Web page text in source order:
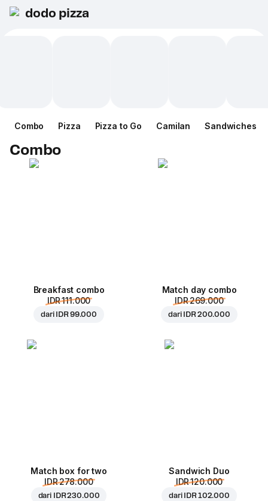
dodo pizza
Combo Pizza Pizza to Go Camilan Sandwiches
Combo
Breakfast combo
IDR 111.000
dari IDR 99.000
Match day combo
IDR 269.000
dari IDR 200.000
Match box for two
IDR 278.000
dari IDR 230.000
Sandwich Duo
IDR 120.000
dari IDR 102.000